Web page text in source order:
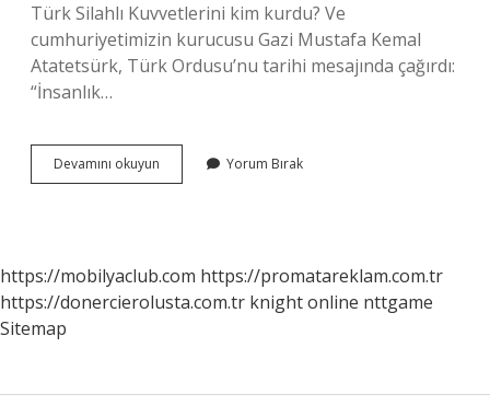
Türk Silahlı Kuvvetlerini kim kurdu? Ve
cumhuriyetimizin kurucusu Gazi Mustafa Kemal
Atatetsürk, Türk Ordusu’nu tarihi mesajında ​​çağırdı:
“İnsanlık…
Devamını okuyun
Kim
Yorum Bırak
https://mobilyaclub.com https://promatareklam.com.tr
https://donercierolusta.com.tr knight online nttgame
Sitemap